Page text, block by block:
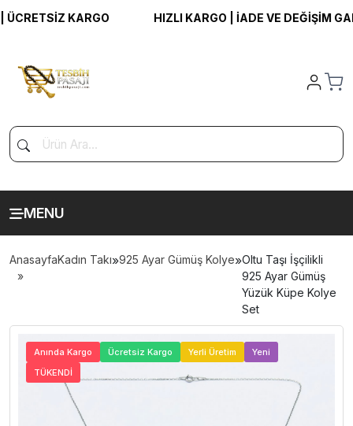
KARGO HIZLI KARGO | İADE VE DEĞİŞİM
MENU
AnasayfaKadın Takı»925 Ayar Gümüş Kolye»Oltu Taşı İşçilikli
925 Ayar Gümüş
Yüzük Küpe Kolye
Set
Anında Kargo Ücretsiz Kargo Yerli Üretim
Yeni
TÜKENDİ